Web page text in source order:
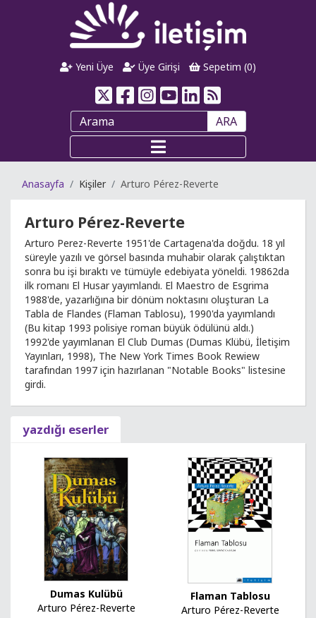
Yeni Üye Üye Girişi Sepetim (0)
ARA
Anasayfa Kişiler Arturo Pérez-Reverte
Arturo Pérez-Reverte
Arturo Perez-Reverte 1951'de Cartagena'da doğdu. 18 yıl
süreyle yazılı ve görsel basında muhabir olarak çalıştıktan
sonra bu işi bıraktı ve tümüyle edebiyata yöneldi. 19862da
ilk romanı El Husar yayımlandı. El Maestro de Esgrima
1988'de, yazarlığına bir dönüm noktasını oluşturan La
Tabla de Flandes (Flaman Tablosu), 1990'da yayımlandı
(Bu kitap 1993 polisiye roman büyük ödülünü aldı.)
1992'de yayımlanan El Club Dumas (Dumas Klübü, İletişim
Yayınları, 1998), The New York Times Book Rewiew
tarafından 1997 için hazırlanan "Notable Books" listesine
girdi.
yazdığı eserler
Dumas Kulübü
Arturo Pérez-Reverte
Flaman Tablosu
Arturo Pérez-Reverte